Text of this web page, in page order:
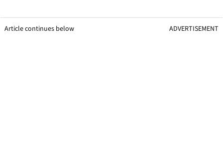
Article continues below ADVERTISEMENT